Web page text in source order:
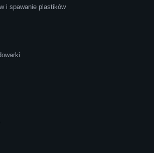
szybka i bardzo miła
i spawanie plastików